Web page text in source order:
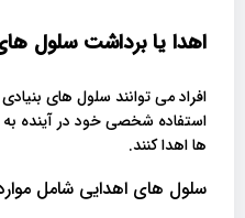
اهدا یا برداشت سلول
افراد می توانند سلول های
استفاده شخصی خود در آینده
ها اهدا کنند.
سلول های اهدایی شامل